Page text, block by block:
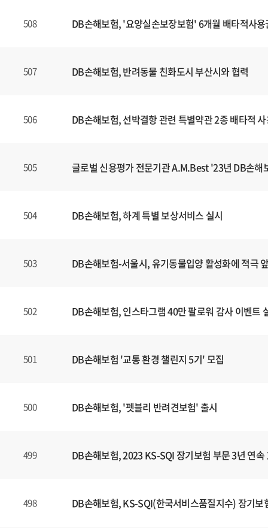
508 DB손해보험, '요양실손보장보험' 6개월 배타적사용
507 DB손해보험, 반려동물 친화도시 부산시와 협력
506 DB손해보험, 선박결항 관련 특별약관 2종 배타적
505 글로벌 신용평가 전문기관 A.M.Best '23년 DB손
504 DB손해보험, 하계 특별 보상서비스 실시
503 DB손해보험-서울시, 유기동물입양 활성화에 적극
502 DB손해보험, 인스타그램 40만 팔로워 감사 이벤트
501 DB손해보험 '교통 환경 챌린지 5기' 모집
500 DB손해보험, '펫블리 반려견보험' 출시
499 DB손해보험, 2023 KS-SQI 장기보험 부문 3년 연속
498 DB손해보험, KS-SQI(한국서비스품질지수) 장기보